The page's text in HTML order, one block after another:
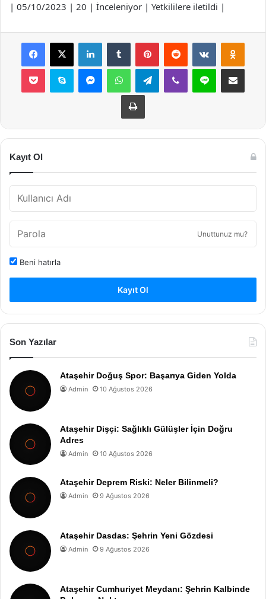
| 05/10/2023 | 20 | İnceleniyor | Yetkililere iletildi |
Facebook
X LinkedInTumblr PinterestReddit VKontakte
Pocket Skype MessengerWhatsAppTelegramViber Line E-Posta ile
Yazdır
Kayıt Ol
Unuttunuz mu?
Beni hatırla
Kayıt Ol
Son Yazılar
Ataşehir Doğuş Spor: Başarıya Giden Yolda
Admin 10 Ağustos 2026
Ataşehir Dişçi: Sağlıklı Gülüşler İçin Doğru
Adres
Admin 10 Ağustos 2026
Ataşehir Deprem Riski: Neler Bilinmeli?
Admin 9 Ağustos 2026
Ataşehir Dasdas: Şehrin Yeni Gözdesi
Admin 9 Ağustos 2026
Ataşehir Cumhuriyet Meydanı: Şehrin Kalbinde